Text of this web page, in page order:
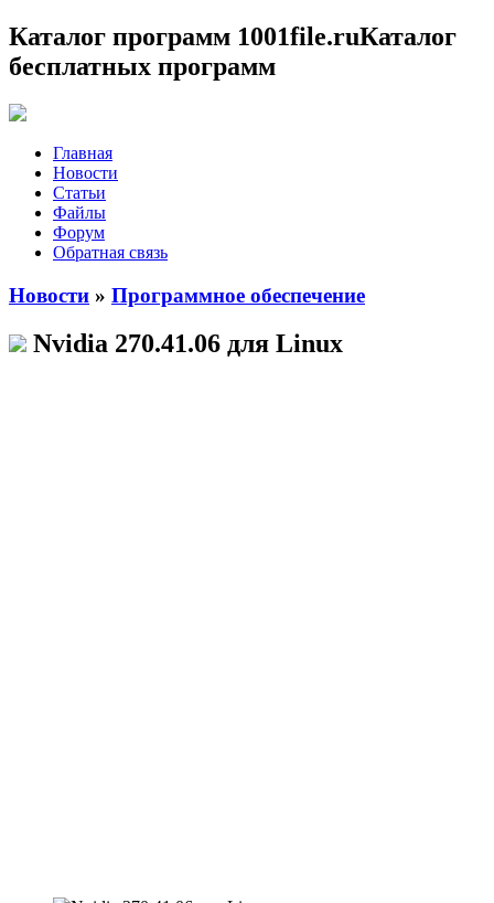
Каталог программ 1001file.ruКаталог
бесплатных программ
Главная
Новости
Статьи
Файлы
Форум
Обратная связь
Новости » Программное обеспечение
Nvidia 270.41.06 для Linux